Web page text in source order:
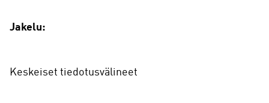
Jakelu:
Keskeiset tiedotusvälineet